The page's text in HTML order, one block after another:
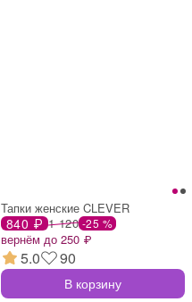
Тапки женские CLEVER
840 ₽ 1 120 -25 %
вернём до 250 ₽
5.0 90
В корзину